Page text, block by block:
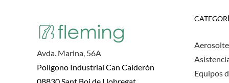
Avda. Marina, 56A
Polígono Industrial Can Calderón
Equipos